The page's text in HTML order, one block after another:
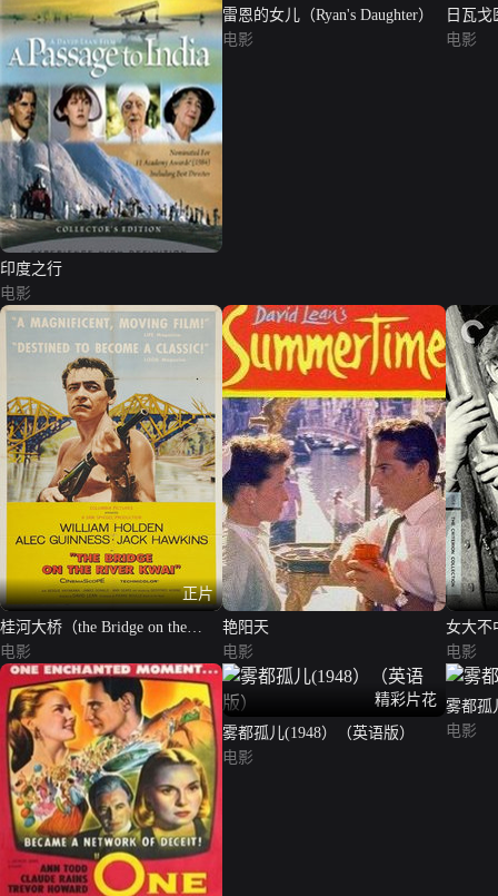
印度之行
电影
雷恩的女儿（Ryan's Daughter）
电影
日瓦戈
电影
正片
桂河大桥（the Bridge on the
River Kwai）
电影
艳阳天
电影
女大不
电影
精彩片花
雾都孤儿(1948）（英语版）
电影
雾都孤
电影